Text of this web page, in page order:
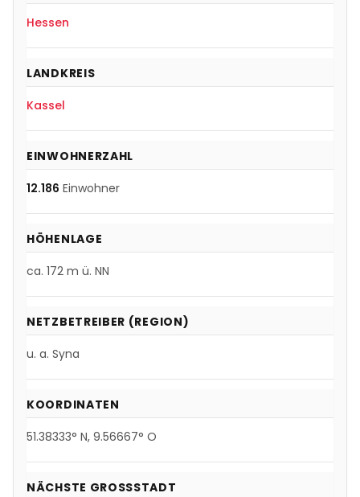
Hessen
LANDKREIS
Kassel
EINWOHNERZAHL
12.186 Einwohner
HÖHENLAGE
ca. 172 m ü. NN
NETZBETREIBER (REGION)
u. a. Syna
KOORDINATEN
51.38333° N, 9.56667° O
NÄCHSTE GROSSSTADT